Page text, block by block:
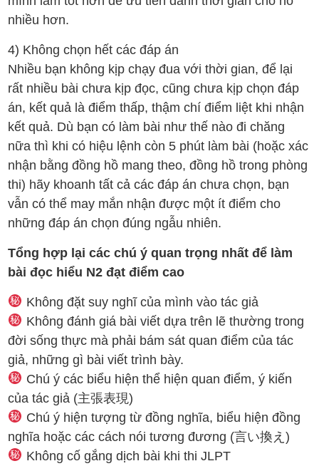
nhiều hơn.
4) Không chọn hết các đáp án
Nhiều bạn không kịp chạy đua với thời gian, để lại
rất nhiều bài chưa kịp đọc, cũng chưa kịp chọn đáp
án, kết quả là điểm thấp, thậm chí điểm liệt khi nhận
kết quả. Dù bạn có làm bài như thế nào đi chăng
nữa thì khi có hiệu lệnh còn 5 phút làm bài (hoặc xác
nhận bằng đồng hồ mang theo, đồng hồ trong phòng
thi) hãy khoanh tất cả các đáp án chưa chọn, bạn
vẫn có thể may mắn nhận được một ít điểm cho
những đáp án chọn đúng ngẫu nhiên.
Tổng hợp lại các chú ý quan trọng nhất để làm
bài đọc hiểu N2 đạt điểm cao
Không đặt suy nghĩ của mình vào tác giả
Không đánh giá bài viết dựa trên lẽ thường trong
đời sống thực mà phải bám sát quan điểm của tác
giả, những gì bài viết trình bày.
Chú ý các biểu hiện thể hiện quan điểm, ý kiến
của tác giả (主張表現)
Chú ý hiện tượng từ đồng nghĩa, biểu hiện đồng
nghĩa hoặc các cách nói tương đương (言い換え)
Không cố gắng dịch bài khi thi JLPT